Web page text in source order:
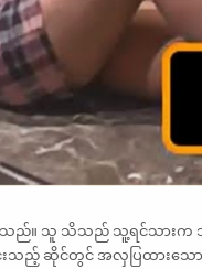
ည်။ သူ သိသည် သူ့ရင်သားက သိ
းသည့် ဆိုင်တွင် အလှပြထားသေ